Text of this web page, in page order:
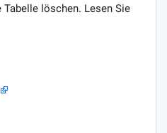
löschen. Lesen Sie